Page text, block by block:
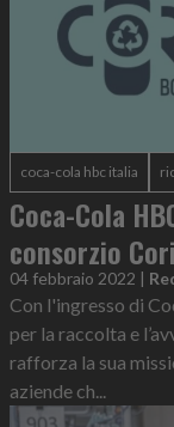
coca-cola hbc italia
Coca-Cola
consorzio
04 febbraio 2022 |
Con l'ingresso di
per la raccolta e
rafforza la sua
aziende ch...